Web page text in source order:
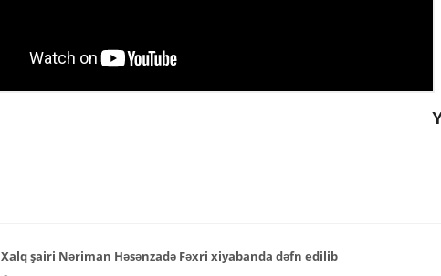
Xalq şairi Nəriman Həsənzadə Fəxri xiyabanda dəfn edilib